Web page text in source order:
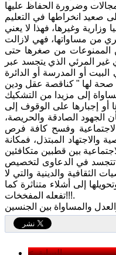
صعيد انخراطها في التعليم
وغيرها، فهذا لا يعني
من مساواتها، فهي لازالت
الممنوعات من صغرها حتى
المرئي الذي يتجسد عبر
أو المدرسة أو الدائرة
إلى مزيدا من التشكيك
أو إجبارها على الوقوف إلى
الجهود الصادقة والحريصة،
وفسح كافة فرص
والاجتهاد المبتذل، فمكانة
تتجسد في الدعاوى لتخصيص
والدينية والتي لا
إلى أشلاء متناثرة كما
تفعله المفخخات!!!.
< السابق